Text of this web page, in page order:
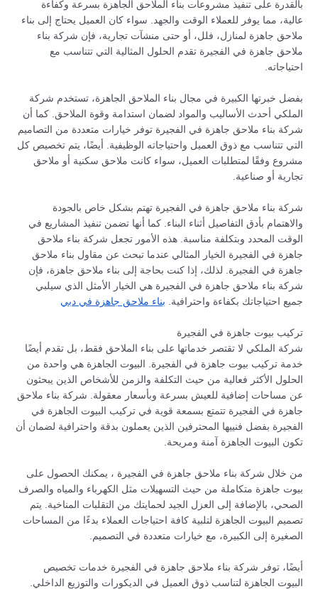
بالقدرة على تنفيذ مشروعات بناء الملاحق الجاهزة بسرعة وكفاءة
عالية، مما يوفر للعملاء الوقت والجهد. سواء كان العميل يحتاج إلى بناء
ملاحق جاهزة لمنازل، فلل، أو حتى منشآت تجارية، فإن شركة بناء
ملاحق جاهزة في الفجيرة تقدم الحلول المثالية التي تتناسب مع
احتياجاته.
بفضل خبرتها الكبيرة في مجال بناء الملاحق الجاهزة، تستخدم شركة
الملكي أحدث الأساليب والمواد لضمان استدامة وقوة الملاحق. كما أن
شركة بناء ملاحق جاهزة في الفجيرة توفر خيارات متعددة من التصاميم
التي تتناسب مع ذوق العميل واحتياجاته الوظيفية. أيضًا، يتم تخصيص كل
مشروع وفقًا لمتطلبات العميل، سواء كانت ملاحق سكنية أو ملاحق
تجارية أو صناعية.
شركة بناء ملاحق جاهزة في الفجيرة تهتم بشكل خاص بالجودة
والاهتمام بأدق التفاصيل أثناء البناء. كما أنها تضمن تنفيذ المشاريع في
الوقت المحدد وبتكلفة مناسبة. هذه الأمور تجعل شركة بناء ملاحق
جاهزة في الفجيرة الخيار المثالي عندما تبحث عن مقاول بناء ملاحق
جاهزة في الفجيرة. لذلك، إذا كنت بحاجة إلى بناء ملاحق جاهزة، فإن
شركة بناء ملاحق جاهزة في الفجيرة هي الخيار الأمثل الذي سيلبي
جميع احتياجاتك بكفاءة واحترافية. بناء ملاحق جاهزة في دبي
تركيب بيوت جاهزة في الفجيرة
شركة الملكي لا تقتصر خدماتها على بناء الملاحق فقط، بل تقدم أيضًا
خدمة تركيب بيوت جاهزة في الفجيرة. البيوت الجاهزة هي واحدة من
الحلول الأكثر فعالية من حيث التكلفة والزمن للأشخاص الذين يبحثون
عن مساحات إضافية للعيش بسرعة وبأسعار معقولة. شركة بناء ملاحق
جاهزة في الفجيرة تتمتع بسمعة قوية في تركيب البيوت الجاهزة في
الفجيرة بفضل فنييها المحترفين الذين يعملون بدقة واحترافية لضمان أن
تكون البيوت الجاهزة آمنة ومريحة.
من خلال شركة بناء ملاحق جاهزة في الفجيرة ، يمكنك الحصول على
بيوت جاهزة متكاملة من حيث التسهيلات مثل الكهرباء والمياه والصرف
الصحي، بالإضافة إلى العزل الجيد لحمايتك من التقلبات المناخية. يتم
تصميم البيوت الجاهزة لتلبية كافة احتياجات العملاء بدءًا من المساحات
الصغيرة إلى الكبيرة، مع خيارات متعددة في التصميم.
أيضًا، توفر شركة بناء ملاحق جاهزة في الفجيرة خدمات تخصيص
البيوت الجاهزة لتناسب ذوق العميل في الديكورات والتوزيع الداخلي.